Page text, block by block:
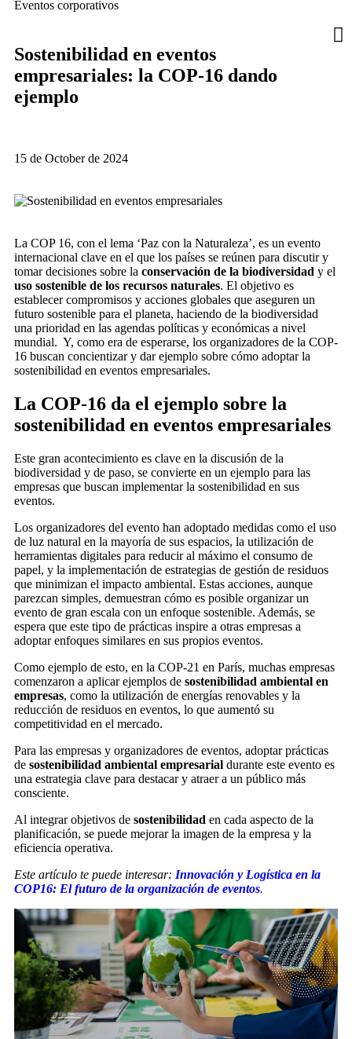
Eventos corporativos
Sostenibilidad en eventos
empresariales: la COP-16 dando
ejemplo
15 de October de 2024
La COP 16, con el lema ‘Paz con la Naturaleza’, es un evento
internacional clave en el que los países se reúnen para discutir y
tomar decisiones sobre la conservación de la biodiversidad y el
uso sostenible de los recursos naturales. El objetivo es
establecer compromisos y acciones globales que aseguren un
futuro sostenible para el planeta, haciendo de la biodiversidad
una prioridad en las agendas políticas y económicas a nivel
mundial. Y, como era de esperarse, los organizadores de la COP-
16 buscan concientizar y dar ejemplo sobre cómo adoptar la
sostenibilidad en eventos empresariales.
La COP-16 da el ejemplo sobre la
sostenibilidad en eventos empresariales
Este gran acontecimiento es clave en la discusión de la
biodiversidad y de paso, se convierte en un ejemplo para las
empresas que buscan implementar la sostenibilidad en sus
eventos.
Los organizadores del evento han adoptado medidas como el uso
de luz natural en la mayoría de sus espacios, la utilización de
herramientas digitales para reducir al máximo el consumo de
papel, y la implementación de estrategias de gestión de residuos
que minimizan el impacto ambiental. Estas acciones, aunque
parezcan simples, demuestran cómo es posible organizar un
evento de gran escala con un enfoque sostenible. Además, se
espera que este tipo de prácticas inspire a otras empresas a
adoptar enfoques similares en sus propios eventos.
Como ejemplo de esto, en la COP-21 en París, muchas empresas
comenzaron a aplicar ejemplos de sostenibilidad ambiental en
empresas, como la utilización de energías renovables y la
reducción de residuos en eventos, lo que aumentó su
competitividad en el mercado.
Para las empresas y organizadores de eventos, adoptar prácticas
de sostenibilidad ambiental empresarial durante este evento es
una estrategia clave para destacar y atraer a un público más
consciente.
Al integrar objetivos de sostenibilidad en cada aspecto de la
planificación, se puede mejorar la imagen de la empresa y la
eficiencia operativa.
Este artículo te puede interesar: Innovación y Logística en la
COP16: El futuro de la organización de eventos.